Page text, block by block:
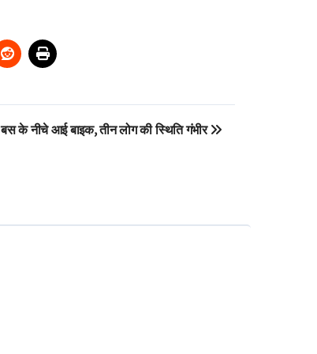
बस के नीचे आई बाइक, तीन लोग की स्थिति गंभीर